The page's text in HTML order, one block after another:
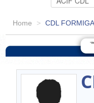
Home > CDL FORMIGA